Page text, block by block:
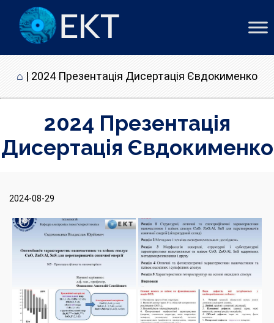
⌂ | 2024 Презентація Дисертація Євдокименко
2024 Презентація
Дисертація Євдокименко
2024-08-29